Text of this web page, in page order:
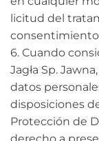
licitud del
consentimiento
6. Cuando
Jagła Sp.
datos
disposiciones
Protección de